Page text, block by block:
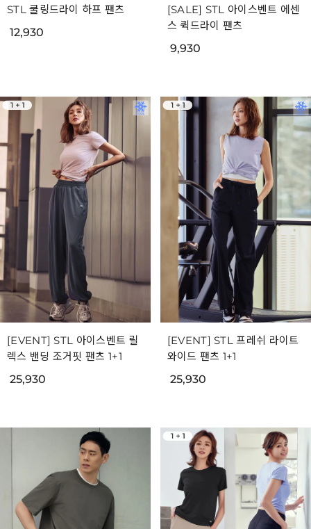
STL 쿨링드라이 하프 팬츠
12,930
[SALE] STL 아이스벤트 에센
스 퀵드라이 팬츠
9,930
[EVENT] STL 아이스벤트 릴
렉스 밴딩 조거핏 팬츠 1+1
25,930
[EVENT] STL 프레쉬 라이트
와이드 팬츠 1+1
25,930